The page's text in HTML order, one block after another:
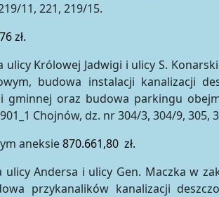
11, 221, 219/15.
zł.
ulicy Królowej Jadwigi i ulicy S.
budowa instalacji kanalizacji
gminnej oraz budowa parkingu
Chojnów, dz. nr 304/3, 304/9, 305,
aneksie870.661,80 zł.
ulicy Andersa i ulicy Gen. Maczka w
przykanalików kanalizacji